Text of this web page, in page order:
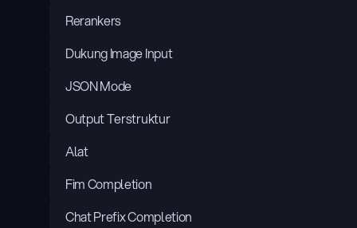
Rerankers
Dukung Image Input
JSON Mode
Output Terstruktur
Alat
Fim Completion
Chat Prefix Completion